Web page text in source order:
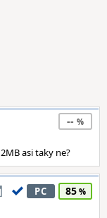
--
asi taky ne?
PC 85